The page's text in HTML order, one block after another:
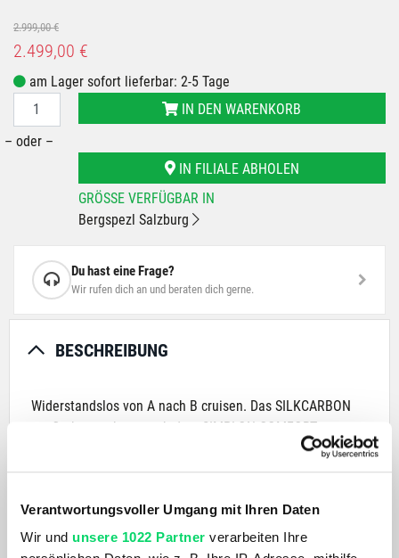
Verantwortungsvoller Umgang mit Ihren Daten
Wir und unsere 1022 Partner verarbeiten Ihre
2.999,00 €
2.499,00 €
am Lager sofort lieferbar: 2-5 Tage
IN DEN WARENKORB
– oder –
IN FILIALE ABHOLEN
GRÖSSE VERFÜGBAR IN
Bergspezl Salzburg
Du hast eine Frage?
Wir rufen dich an und beraten dich gerne.
BESCHREIBUNG
Widerstandslos von A nach B cruisen. Das SILKCARBON
aus Carbon, gebaut nach dem SIMPLON COMFORT
CONCEPT, ist das perfekte Trekkingrad, ultraleicht,
zuverlässig, perfekt gedämpft. Dazu ein reduziertes Design,
Premiumklasse signalisiert.